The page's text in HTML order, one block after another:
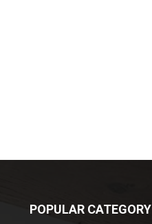
POPULAR CATEGORY